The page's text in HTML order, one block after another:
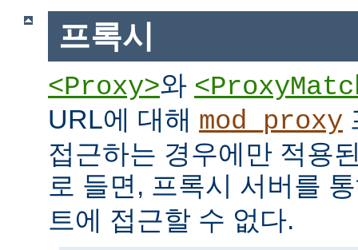
프록시
<Proxy>와
URL에 대해 mod_proxy
접근하는 경우에만 적용
로 들면, 프록시 서버를
트에 접근할 수 없다.